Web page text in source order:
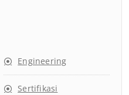
Engineering
Sertifikasi